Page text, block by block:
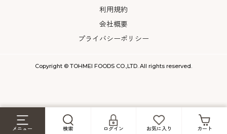
利用規約
会社概要
プライバシーポリシー
Copyright © TOHMEI FOODS CO.,LTD. All rights reserved.
メニュー 検索 ログイン お気に入り カート